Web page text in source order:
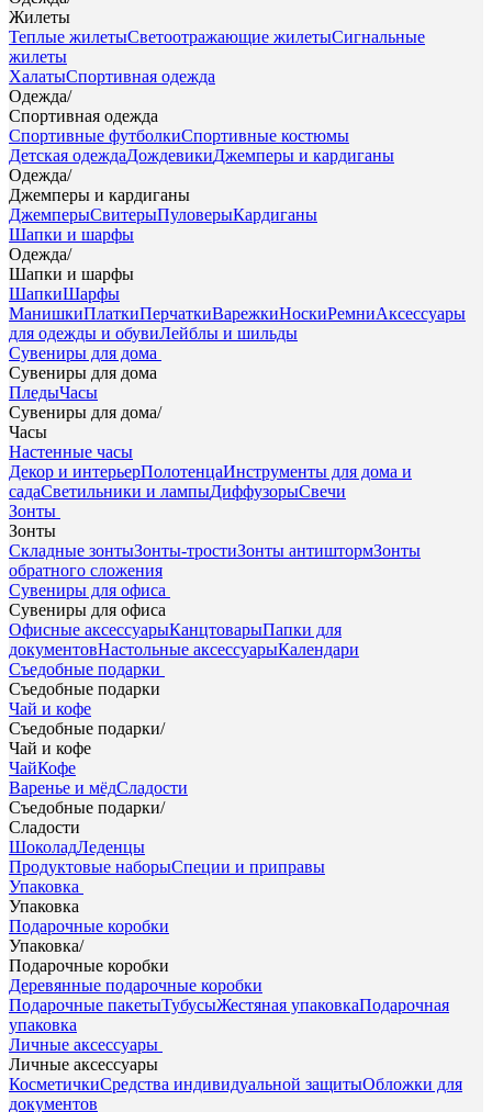
Жилеты
Теплые жилетыСветоотражающие жилетыСигнальные
жилеты
ХалатыСпортивная одежда
Одежда/
Спортивная одежда
Спортивные футболкиСпортивные костюмы
Детская одеждаДождевикиДжемперы и кардиганы
Одежда/
Джемперы и кардиганы
ДжемперыСвитерыПуловерыКардиганы
Шапки и шарфы
Одежда/
Шапки и шарфы
ШапкиШарфы
МанишкиПлаткиПерчаткиВарежкиНоскиРемниАксессуары
для одежды и обувиЛейблы и шильды
Сувениры для дома
Сувениры для дома
ПледыЧасы
Сувениры для дома/
Часы
Настенные часы
Декор и интерьерПолотенцаИнструменты для дома и
садаСветильники и лампыДиффузорыСвечи
Зонты
Зонты
Складные зонтыЗонты-тростиЗонты антиштормЗонты
обратного сложения
Сувениры для офиса
Сувениры для офиса
Офисные аксессуарыКанцтоварыПапки для
документовНастольные аксессуарыКалендари
Съедобные подарки
Съедобные подарки
Чай и кофе
Съедобные подарки/
Чай и кофе
ЧайКофе
Варенье и мёдСладости
Съедобные подарки/
Сладости
ШоколадЛеденцы
Продуктовые наборыСпеции и приправы
Упаковка
Упаковка
Подарочные коробки
Упаковка/
Подарочные коробки
Деревянные подарочные коробки
Подарочные пакетыТубусыЖестяная упаковкаПодарочная
упаковка
Личные аксессуары
Личные аксессуары
КосметичкиСредства индивидуальной защитыОбложки для
документов